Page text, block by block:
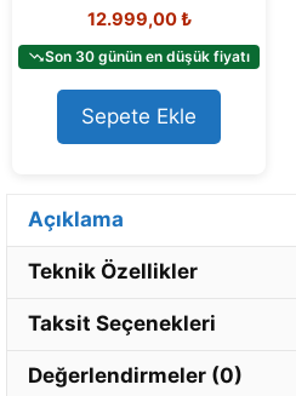
o
t
o
f
5
12.999,00₺
Son 30 günün en düşük fiyatı
Sepete Ekle
Açıklama
Teknik Özellikler
Taksit Seçenekleri
Değerlendirmeler (0)